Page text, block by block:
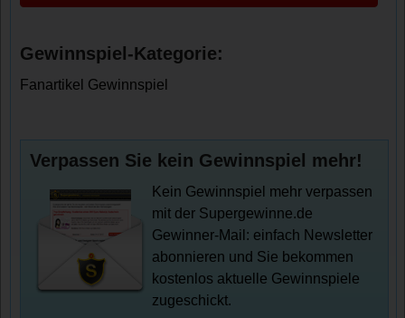
Gewinnspiel-Kategorie:
Fanartikel Gewinnspiel
Verpassen Sie kein Gewinnspiel mehr!
Kein Gewinnspiel mehr verpassen
mit der Supergewinne.de
Gewinner-Mail: einfach Newsletter
abonnieren und Sie bekommen
kostenlos aktuelle Gewinnspiele
zugeschickt.